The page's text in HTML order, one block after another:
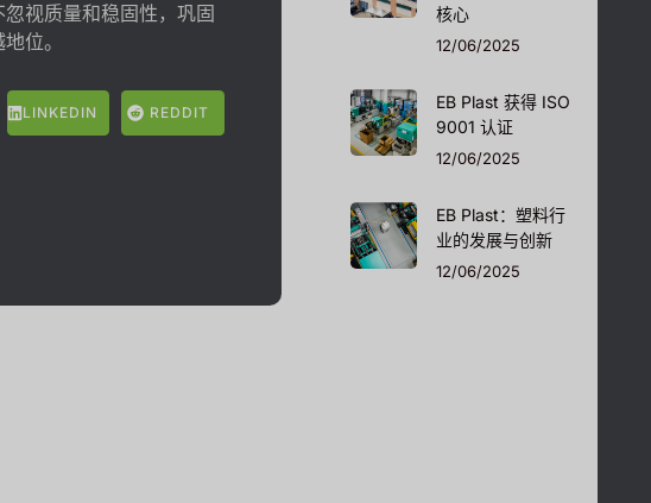
视质量和稳固性，巩固
位。
LINKEDIN REDDIT
核心
12/06/2025
EB Plast 获得 ISO
9001 认证
12/06/2025
EB Plast：塑料行
业的发展与创新
12/06/2025